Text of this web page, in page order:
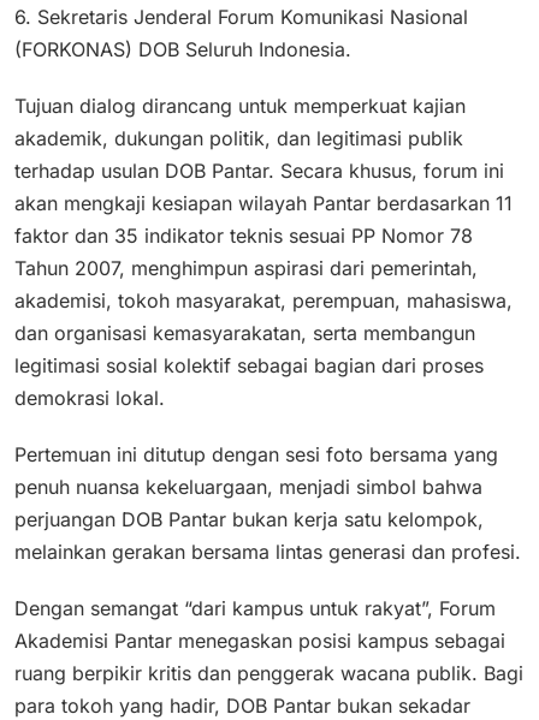
6. Sekretaris Jenderal Forum Komunikasi Nasional
(FORKONAS) DOB Seluruh Indonesia.
Tujuan dialog dirancang untuk memperkuat kajian
akademik, dukungan politik, dan legitimasi publik
terhadap usulan DOB Pantar. Secara khusus, forum ini
akan mengkaji kesiapan wilayah Pantar berdasarkan 11
faktor dan 35 indikator teknis sesuai PP Nomor 78
Tahun 2007, menghimpun aspirasi dari pemerintah,
akademisi, tokoh masyarakat, perempuan, mahasiswa,
dan organisasi kemasyarakatan, serta membangun
legitimasi sosial kolektif sebagai bagian dari proses
demokrasi lokal.
Pertemuan ini ditutup dengan sesi foto bersama yang
penuh nuansa kekeluargaan, menjadi simbol bahwa
perjuangan DOB Pantar bukan kerja satu kelompok,
melainkan gerakan bersama lintas generasi dan profesi.
Dengan semangat “dari kampus untuk rakyat”, Forum
Akademisi Pantar menegaskan posisi kampus sebagai
ruang berpikir kritis dan penggerak wacana publik. Bagi
para tokoh yang hadir, DOB Pantar bukan sekadar